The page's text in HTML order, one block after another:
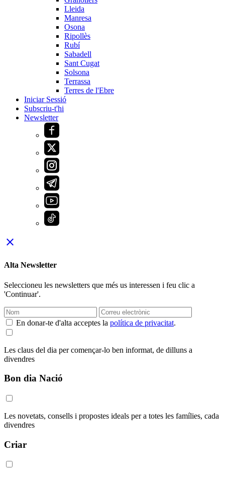
Lleida
Manresa
Osona
Ripollès
Rubí
Sabadell
Sant Cugat
Solsona
Terrassa
Terres de l'Ebre
Iniciar Sessió
Subscriu-t'hi
Newsletter
close
Alta Newsletter
Seleccioneu les newsletters que més us interessen i feu clic a
'Continuar'.
En donar-te d'alta acceptes la política de privacitat.
Les claus del dia per començar-lo ben informat, de dilluns a
divendres
Bon dia Nació
Les novetats, consells i propostes ideals per a totes les famílies, cada
divendres
Criar